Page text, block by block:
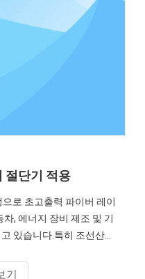
절단기 적용
로 초고출력 파이버 레이
, 에너지 장비 제조 및 기
있습니다.특히 조선산업
기